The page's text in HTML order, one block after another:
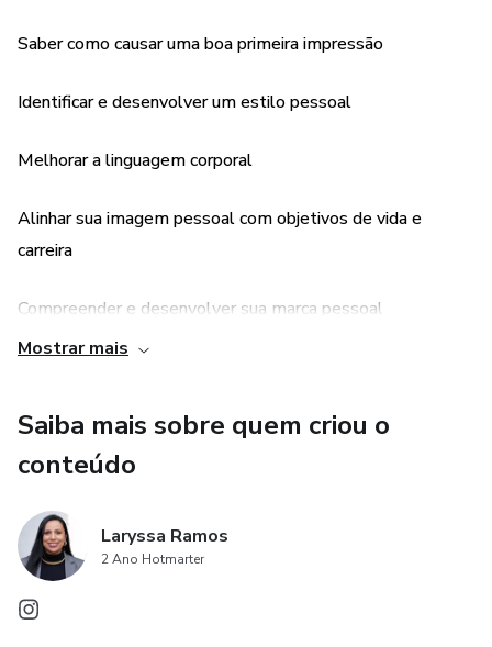
Saber como causar uma boa primeira impressão
Identificar e desenvolver um estilo pessoal
Melhorar a linguagem corporal
Alinhar sua imagem pessoal com objetivos de vida e
carreira
Compreender e desenvolver sua marca pessoal
Desenvolver habilidades para interagir eficazmente
Gerenciar e melhorar sua presença online
Mostrar mais
Saiba mais sobre quem criou o
conteúdo
Laryssa Ramos
2 Ano Hotmarter